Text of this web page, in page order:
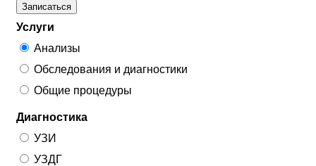
Записаться
Услуги
Анализы
Обследования и диагностики
Общие процедуры
Диагностика
УЗИ
УЗДГ